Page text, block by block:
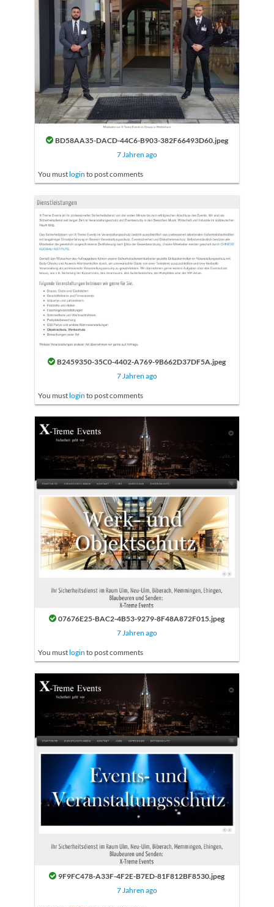
BD58AA35-DACD-44C6-B903-382F66493D60.jpeg
7 Jahren ago
You must login to post comments
B2459350-35C0-4402-A769-9B662D37DF5A.jpeg
7 Jahren ago
You must login to post comments
07676E25-BAC2-4B53-9279-8F48A872F015.jpeg
7 Jahren ago
You must login to post comments
9F9FC478-A33F-4F2E-B7ED-81F812BF8530.jpeg
7 Jahren ago